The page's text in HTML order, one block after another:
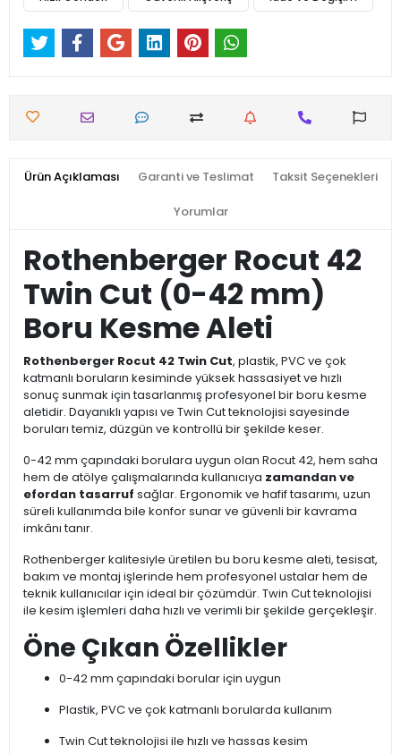
Ürün Açıklaması Garanti ve Teslimat Taksit Seçenekleri
Yorumlar
Rothenberger Rocut 42
Twin Cut (0-42 mm)
Boru Kesme Aleti
Rothenberger Rocut 42 Twin Cut, plastik, PVC ve çok
katmanlı boruların kesiminde yüksek hassasiyet ve hızlı
sonuç sunmak için tasarlanmış profesyonel bir boru kesme
aletidir. Dayanıklı yapısı ve Twin Cut teknolojisi sayesinde
boruları temiz, düzgün ve kontrollü bir şekilde keser.
0-42 mm çapındaki borulara uygun olan Rocut 42, hem saha
hem de atölye çalışmalarında kullanıcıya zamandan ve
efordan tasarruf sağlar. Ergonomik ve hafif tasarımı, uzun
süreli kullanımda bile konfor sunar ve güvenli bir kavrama
imkânı tanır.
Rothenberger kalitesiyle üretilen bu boru kesme aleti, tesisat,
bakım ve montaj işlerinde hem profesyonel ustalar hem de
teknik kullanıcılar için ideal bir çözümdür. Twin Cut teknolojisi
ile kesim işlemleri daha hızlı ve verimli bir şekilde gerçekleşir.
Öne Çıkan Özellikler
0-42 mm çapındaki borular için uygun
Plastik, PVC ve çok katmanlı borularda kullanım
Twin Cut teknolojisi ile hızlı ve hassas kesim